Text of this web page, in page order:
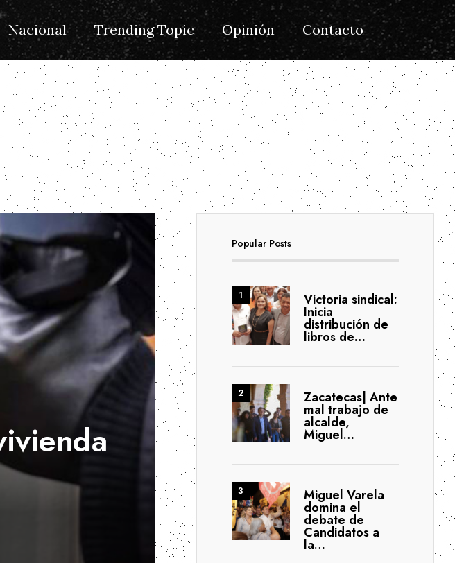
Nacional Trending Topic Opinión Contacto
Popular Posts
Victoria sindical:
Inicia
distribución de
libros de…
Zacatecas| Ante
mal trabajo de
alcalde,
Miguel…
Miguel Varela
domina el
debate de
Candidatos a
la…